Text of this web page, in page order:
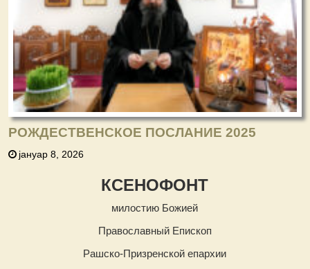
РОЖДЕСТВЕНСКОЕ ПОСЛАНИЕ 2025
јануар 8, 2026
КСЕНОФОНТ
милостию Божией
Православный Епископ
Рашско-Призренской епархии